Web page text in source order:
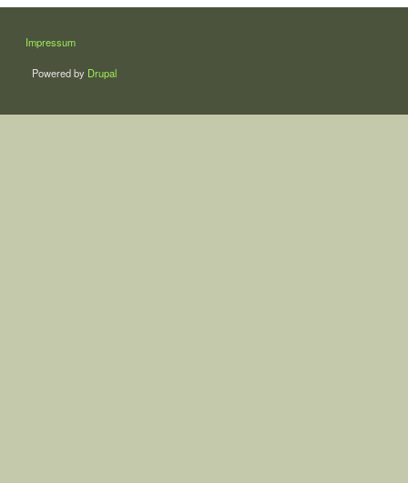
LÁBLÉC
Impressum
Powered by Drupal